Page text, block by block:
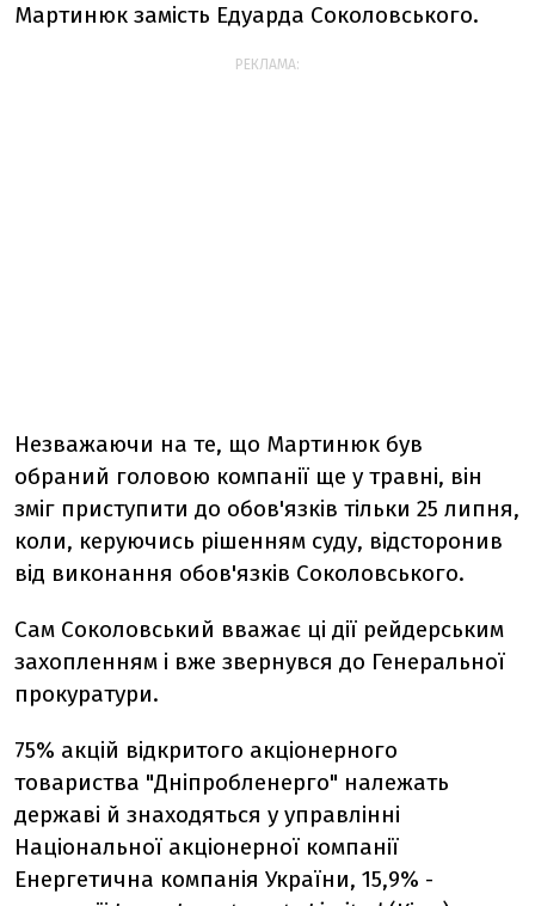
Мартинюк замість Едуарда Соколовського.
РЕКЛАМА:
Незважаючи на те, що Мартинюк був
обраний головою компанії ще у травні, він
зміг приступити до обов'язків тільки 25 липня,
коли, керуючись рішенням суду, відсторонив
від виконання обов'язків Соколовського.
Сам Соколовський вважає ці дії рейдерським
захопленням і вже звернувся до Генеральної
прокуратури.
75% акцій відкритого акціонерного
товариства "Дніпробленерго" належать
державі й знаходяться у управлінні
Національної акціонерної компанії
Енергетична компанія України, 15,9% -